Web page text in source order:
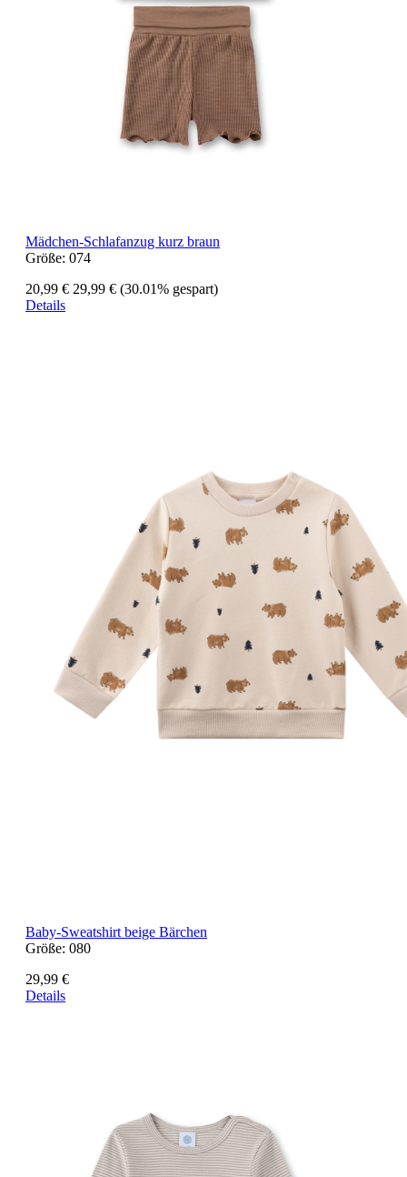
Mädchen-Schlafanzug kurz braun
Größe: 074
20,99 € 29,99 € (30.01% gespart)
Details
Baby-Sweatshirt beige Bärchen
Größe: 080
29,99 €
Details